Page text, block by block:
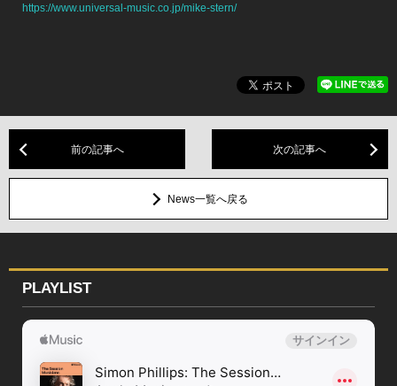
https://www.universal-music.co.jp/mike-stern/
前の記事へ 次の記事へ
News一覧へ戻る
PLAYLIST